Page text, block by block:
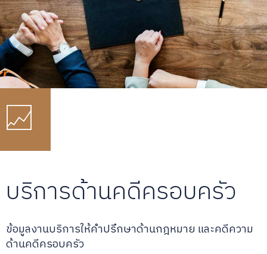
บริการด้านคดีครอบครัว
ข้อมูลงานบริการให้คำปรึกษาด้านกฎหมาย และคดีความ
ด้านคดีครอบครัว